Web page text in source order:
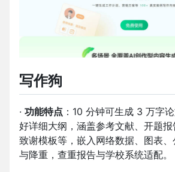
写作狗
· 功能特点 ：10 分钟可生成 3 万字
好详细大纲，涵盖参考文献、开题
致谢模板等，嵌入网络数据、图表
与降重，查重报告与学校系统适配。